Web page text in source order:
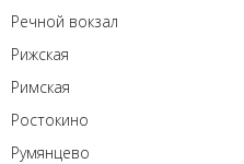
Речной вокзал
Рижская
Римская
Ростокино
Румянцево